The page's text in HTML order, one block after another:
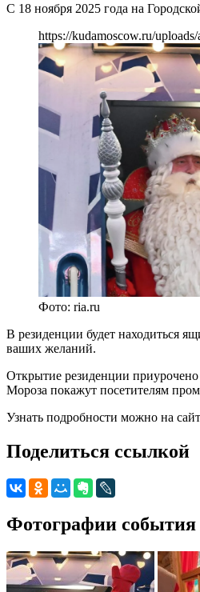
С 18 ноября 2025 года на
https://kudamoscow.ru/
Фото: ria.ru
В резиденции будет находиться
ваших желаний.
Открытие резиденции
Мороза покажут посетителям
Узнать подробности можно на
Поделиться ссылкой
Фотографии события